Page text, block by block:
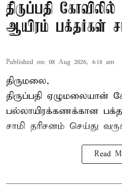
திருப்பதி
ஆயிரம் பக்தர்கள்
Published on: 08 Aug 2026, 4:18 am
திருமலை,
திருப்பதி ஏழுமலையான்
பல்லாயிரக்கணக்கான
சாமி தரிசனம் செய்து
Read